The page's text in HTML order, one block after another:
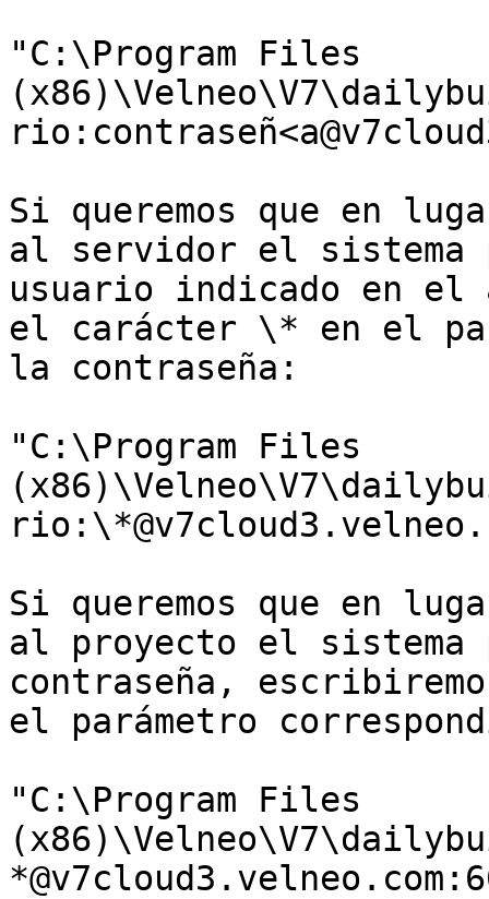
"C:\Program Files
Si queremos que en
al servidor el sistema
usuario indicado en el
el carácter \* en el
la contraseña:
"C:\Program Files
Si queremos que en
al proyecto el
contraseña,
el parámetro
"C:\Program Files